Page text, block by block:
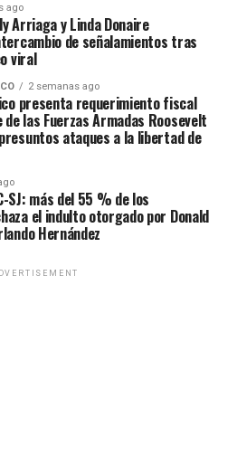
ago
Arriaga y Linda Donaire
de señalamientos tras
viral
2 semanas ago
presenta requerimiento fiscal
las Fuerzas Armadas Roosevelt
ataques a la libertad de
SJ: más del 55 % de los
el indulto otorgado por Donald
Hernández